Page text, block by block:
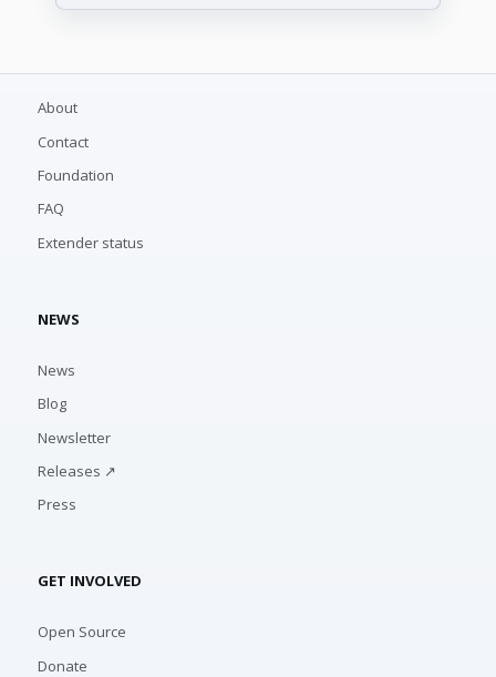
About
Contact
Foundation
FAQ
Extender status
NEWS
News
Blog
Newsletter
Releases ↗
Press
GET INVOLVED
Open Source
Donate